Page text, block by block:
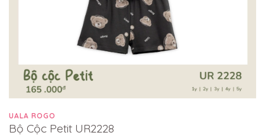
UALA ROGO
Bộ Cộc Petit UR2228